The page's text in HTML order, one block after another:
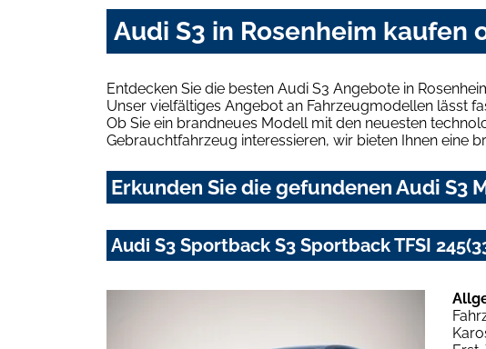
Audi S3 in Rosenheim kaufen
Entdecken Sie die besten Audi S3 Angebote in
Unser vielfältiges Angebot an Fahrzeugmodellen lässt
Ob Sie ein brandneues Modell mit den neuesten
Gebrauchtfahrzeug interessieren, wir bieten Ihnen eine
Erkunden Sie die gefundenen Audi S3
Audi S3 Sportback S3 Sportback TFSI